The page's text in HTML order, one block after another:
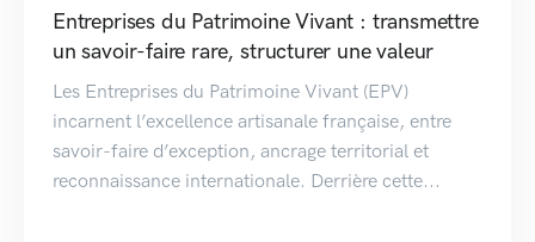
Entreprises du Patrimoine Vivant : transmettre
un savoir-faire rare, structurer une valeur
Les Entreprises du Patrimoine Vivant (EPV)
incarnent l’excellence artisanale française, entre
savoir-faire d’exception, ancrage territorial et
reconnaissance internationale. Derrière cette...